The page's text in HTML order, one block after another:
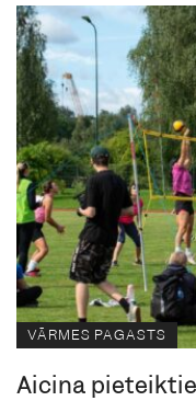
VĀRMES PAGASTS
Aicina